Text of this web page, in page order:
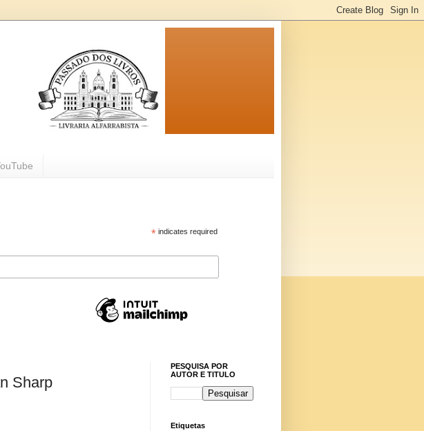
*indicates required
Sharp
PESQUISA POR
AUTOR E TITULO
Etiquetas